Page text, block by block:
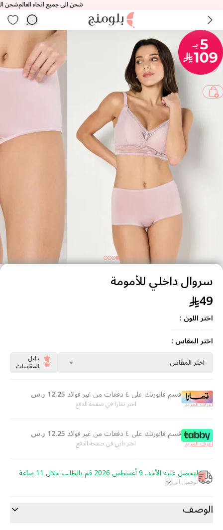
شحن الى جميع انحاء العالمشحن الى
سروال داخلي للأمومة
49
اختر اللون :
اختر المقاس :
اختر المقاس
دليل
المقاسات
قسم فاتورتك على ٤ دفعات من غير فوائد 12.25 ر.س
اختر تمارا في صفحة الدفع اعرف المزيد
قسم فاتورتك على ٤ دفعات من غير فوائد 12.25 ر.س
اختر تابي في صفحة الدفع اعرف المزيد
لتحصل عليه الأحد، 9 أغسطس 2026 قم بالطلب خلال 11 ساعة
توصيل الى
الوصف